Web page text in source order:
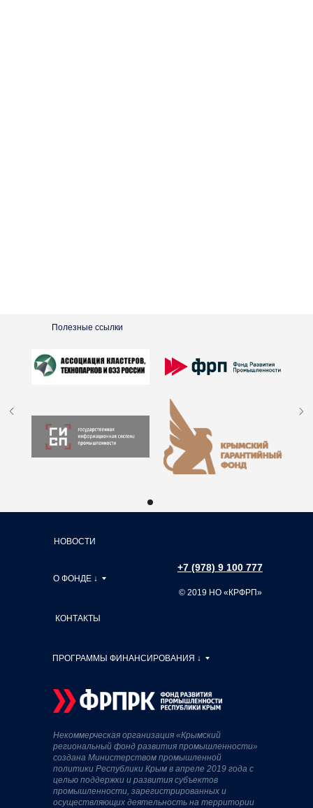
Полезные ссылки
+7 (978) 9 100 777
Некоммерческая организация «Крымский
региональный фонд развития промышленности»
создана Министерством промышленной
политики Республики Крым в апреле 2019 года с
целью поддержки и развития субъектов
промышленности, зарегистрированных и
осуществляющих деятельность на территории
© 2019 НО «КРФРП»
О ФОНДЕ ↓
ПРОГРАММЫ ФИНАНСИРОВАНИЯ ↓
НОВОСТИ
КОНТАКТЫ